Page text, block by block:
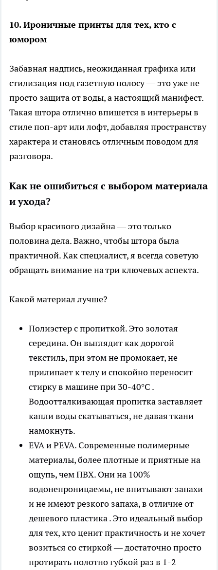
10. Ироничные принты для тех, кто с
юмором
Забавная надпись, неожиданная графика или
стилизация под газетную полосу — это уже не
просто защита от воды, а настоящий манифест.
Такая штора отлично впишется в интерьеры в
стиле поп-арт или лофт, добавляя пространству
характера и становясь отличным поводом для
разговора.
Как не ошибиться с выбором материала
и ухода?
Выбор красивого дизайна — это только
половина дела. Важно, чтобы штора была
практичной. Как специалист, я всегда советую
обращать внимание на три ключевых аспекта.
Какой материал лучше?
Полиэстер с пропиткой. Это золотая
середина. Он выглядит как дорогой
текстиль, при этом не промокает, не
прилипает к телу и спокойно переносит
стирку в машине при 30-40°C .
Водоотталкивающая пропитка заставляет
капли воды скатываться, не давая ткани
намокнуть.
EVA и PEVA. Современные полимерные
материалы, более плотные и приятные на
ощупь, чем ПВХ. Они на 100%
водонепроницаемы, не впитывают запахи
и не имеют резкого запаха, в отличие от
дешевого пластика . Это идеальный выбор
для тех, кто ценит практичность и не хочет
возиться со стиркой — достаточно просто
протирать полотно губкой раз в 1-2